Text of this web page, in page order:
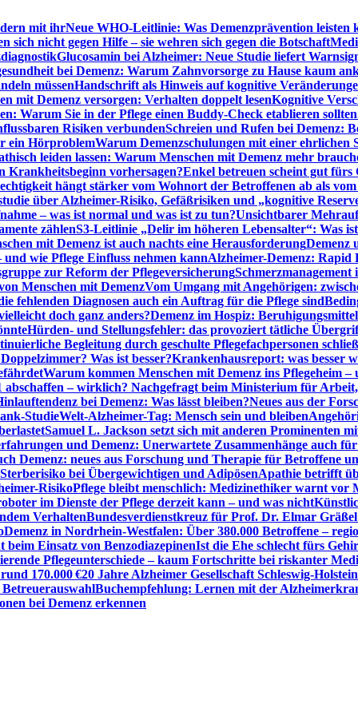
mit ihrNeue WHO-Leitlinie: Was Demenzprävention leisten
sich nicht gegen Hilfe – sie wehren sich gegen die Botschaft
Glucosamin bei Alzheimer: Neue Studie liefert
bei Demenz: Warum Zahnvorsorge zu Hause kaum
müssenHandschrift als Hinweis auf kognitive
mit Demenz versorgen: Verhalten doppelt lesenKognitive
Warum Sie in der Pflege einen Buddy-Check etablieren sollten
Risiken verbundenSchreien und Rufen bei Demenz:
ein HörproblemWarum Demenzschulungen mit einer ehrlichen
leiden lassen: Warum Menschen mit Demenz mehr
Krankheitsbeginn vorhersagen?Enkel betreuen scheint gut fürs
hängt stärker vom Wohnort der Betroffenen ab als vom
über Alzheimer-Risiko, Gefäßrisiken und „kognitive
– was ist normal und was ist zu tun?Unsichtbarer
zählenS3-Leitlinie „Delir im höheren Lebensalter“: Was
mit Demenz ist auch nachts eine HerausforderungDemenz
wie Pflege Einfluss nehmen kannAlzheimer-Demenz:
zur Reform der Pflegeversicherung
Menschen mit DemenzVom Umgang mit Angehörigen:
fehlenden Diagnosen auch ein Auftrag für die Pflege sind
doch ganz anders?Demenz im Hospiz:
Hürden- und Stellungsfehler: das provoziert tätliche
Begleitung durch geschulte Pflegefachpersonen
Was ist besser?Krankenhausreport: was besser
Warum kommen Menschen mit Demenz ins Pflegeheim
abschaffen – wirklich? Nachgefragt beim Ministerium für
bei Demenz: Was lässt bleiben?Neues aus der
StudieWelt-Alzheimer-Tag: Mensch sein und bleiben
Samuel L. Jackson setzt sich mit anderen Prominenten
und Demenz: Unerwartete Zusammenhänge auch
Demenz: neues aus Forschung und Therapie für Betroffene
bei Übergewichtigen und AdipösenApathie betrifft
RisikoPflege bleibt menschlich: Medizinethiker warnt vor
im Dienste der Pflege derzeit kann – und was nicht
VerhaltenBundesverdienstkreuz für Prof. Dr. Elmar
Demenz in Nordrhein-Westfalen: Über 380.000 Betroffene –
Einsatz von BenzodiazepinenIst die Ehe schlecht fürs
Pflegeunterschiede – kaum Fortschritte bei riskanter
170.000 €20 Jahre Alzheimer Gesellschaft Schleswig-
Buchempfehlung: Lernen mit der
bei Demenz erkennen